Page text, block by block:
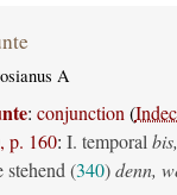
A
: conjunction (
p. 160: I. temporal
(340)denn,